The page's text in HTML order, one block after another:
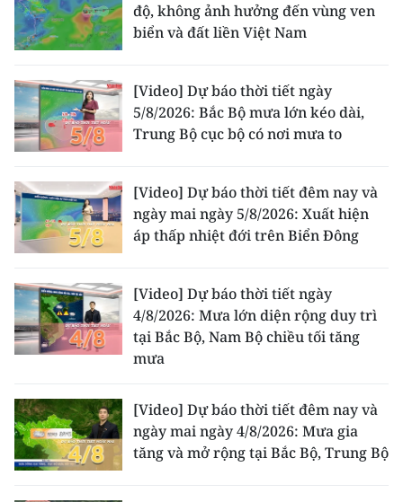
Đồng bằng sông Cửu Long
Chuyên trang TP. Hồ Chí Minh
CHUYÊN ĐỀ
CÁC CHUYÊN TRANG
VỀ BÁO NHÂN DÂN
THỜI NAY
NHÂN DÂN CUỐI TUẦN
NHÂN DÂN HẰNG THÁNG
MUA BÁO
ĐỌC BÁO IN
độ, không ảnh hưởng đến vùng ven
biển và đất liền Việt Nam
[Video] Dự báo thời tiết ngày
5/8/2026: Bắc Bộ mưa lớn kéo dài,
Trung Bộ cục bộ có nơi mưa to
[Video] Dự báo thời tiết đêm nay và
ngày mai ngày 5/8/2026: Xuất hiện
áp thấp nhiệt đới trên Biển Đông
[Video] Dự báo thời tiết ngày
4/8/2026: Mưa lớn diện rộng duy trì
tại Bắc Bộ, Nam Bộ chiều tối tăng
mưa
[Video] Dự báo thời tiết đêm nay và
ngày mai ngày 4/8/2026: Mưa gia
tăng và mở rộng tại Bắc Bộ, Trung Bộ